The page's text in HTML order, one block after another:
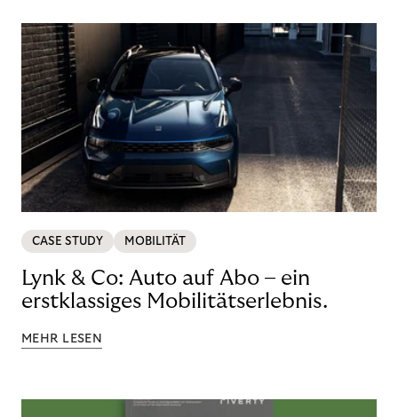
CASE STUDY MOBILITÄT
Lynk & Co: Auto auf Abo – ein
erstklassiges Mobilitätserlebnis.
MEHR LESEN